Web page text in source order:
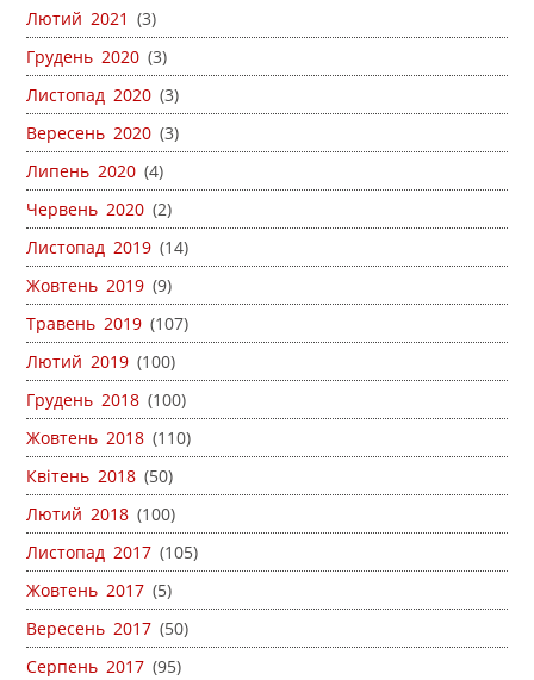
Лютий 2021 (3)
Грудень 2020 (3)
Листопад 2020 (3)
Вересень 2020 (3)
Липень 2020 (4)
Червень 2020 (2)
Листопад 2019 (14)
Жовтень 2019 (9)
Травень 2019 (107)
Лютий 2019 (100)
Грудень 2018 (100)
Жовтень 2018 (110)
Квітень 2018 (50)
Лютий 2018 (100)
Листопад 2017 (105)
Жовтень 2017 (5)
Вересень 2017 (50)
Серпень 2017 (95)